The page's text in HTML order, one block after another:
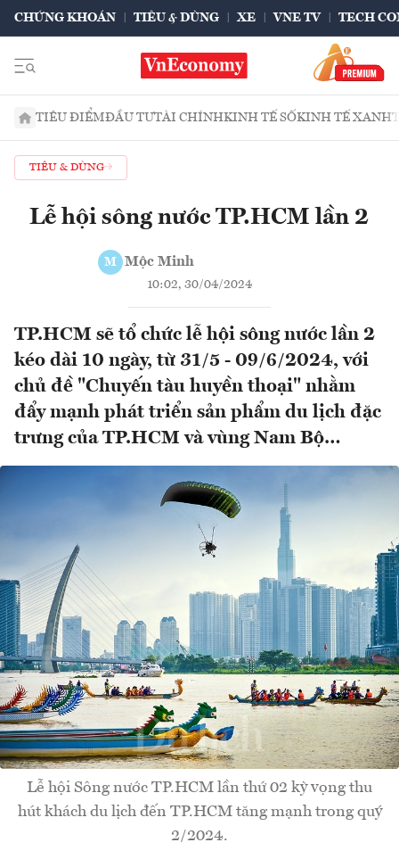
CHỨNG KHOÁN TIÊU & DÙNG XE VNE TV TECH
TIÊU ĐIỂMĐẦU TƯTÀI CHÍNHKINH TẾ SỐKINH TẾ XANH
TIÊU & DÙNG
Lễ hội sông nước TP.HCM lần 2
M Mộc Minh
10:02, 30/04/2024
TP.HCM sẽ tổ chức lễ hội sông nước lần 2
kéo dài 10 ngày, từ 31/5 - 09/6/2024, với
chủ đề "Chuyến tàu huyền thoại" nhằm
đẩy mạnh phát triển sản phẩm du lịch đặc
trưng của TP.HCM và vùng Nam Bộ…
Lễ hội Sông nước TP.HCM lần thứ 02 kỳ vọng thu
hút khách du lịch đến TP.HCM tăng mạnh trong quý
2/2024.